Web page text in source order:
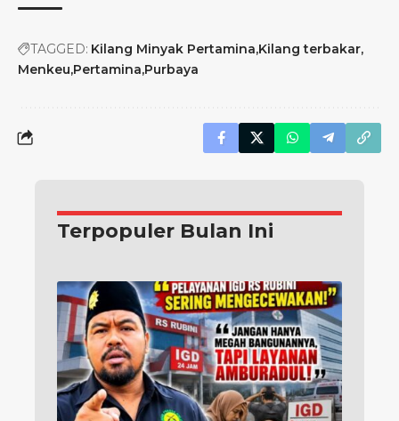
TAGGED: Kilang Minyak Pertamina Kilang terbakar
Menkeu Pertamina Purbaya
Terpopuler Bulan Ini